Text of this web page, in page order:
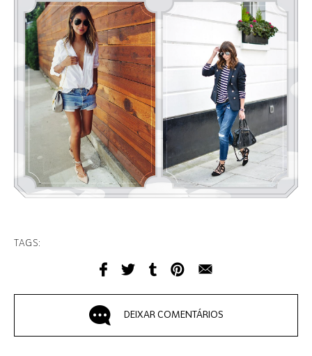
TAGS:
DEIXAR COMENTÁRIOS